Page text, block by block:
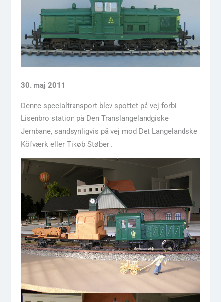
30. maj 2011
Denne specialtransport blev spottet på vej forbi
Lisenbro station på Den Translangelandgiske
Jernbane, sandsynligvis på vej mod Det Langelandske
Köfværk eller Tikøb Støberi.